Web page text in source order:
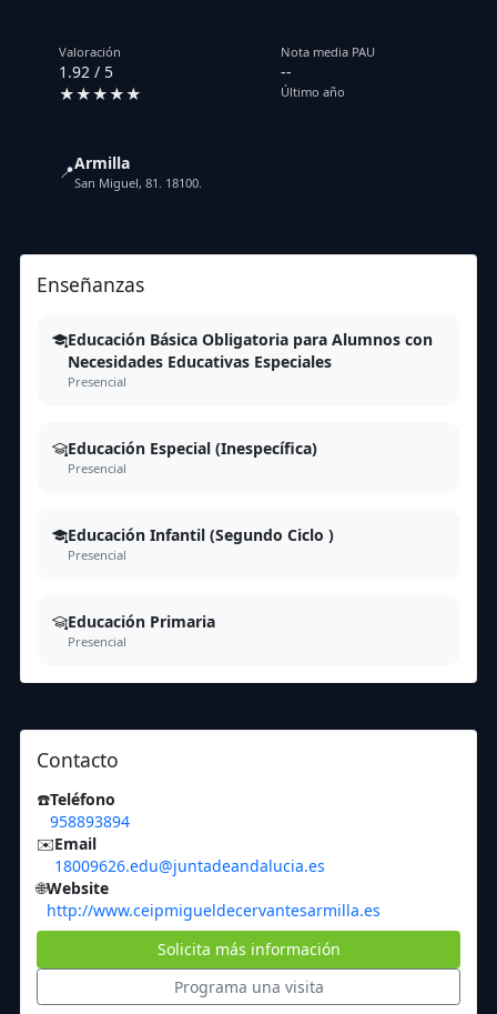
Valoración
1.92 / 5
★★★★★
Nota media PAU
--
Último año
📍Armilla
San Miguel, 81. 18100.
Enseñanzas
Educación Básica Obligatoria para Alumnos con
Necesidades Educativas Especiales
Presencial
Educación Especial (Inespecífica)
Presencial
Educación Infantil (Segundo Ciclo )
Presencial
Educación Primaria
Presencial
Contacto
☎️Teléfono
958893894
✉️Email
18009626.edu@juntadeandalucia.es
🌐Website
http://www.ceipmigueldecervantesarmilla.es
Solicita más información
Programa una visita